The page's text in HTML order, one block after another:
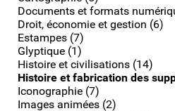
Documents et formats
Droit, économie et gestion (6)
Estampes (7)
Glyptique (1)
Histoire et civilisations (14)
Histoire et fabrication des
Iconographie (7)
Images animées (2)